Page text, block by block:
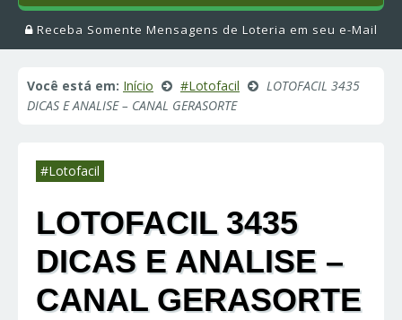
Receba Somente Mensagens de Loteria em seu e-Mail
Você está em: Início #Lotofacil
LOTOFACIL 3435
DICAS E ANALISE – CANAL GERASORTE
#Lotofacil
LOTOFACIL 3435
DICAS E ANALISE –
CANAL GERASORTE